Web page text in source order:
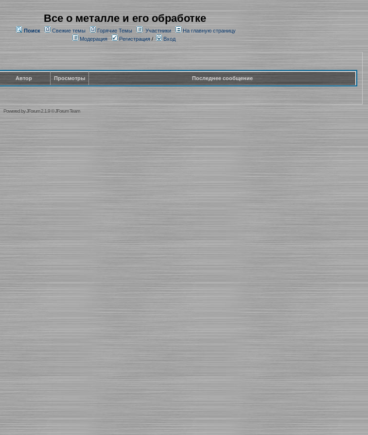
Все о металле и его обработке
Поиск Свежие темы Горячие Темы Участники
На главную страницу
Модерация
Регистрация/ Вход
Автор Просмотры Последнее сообщение
Powered byJForum 2.1.9©JForum Team